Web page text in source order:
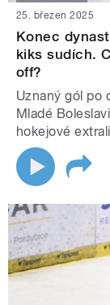
25. březen 2025
Konec
kiks sudích.
off?
Uznaný gól po
Mladé
hokejové